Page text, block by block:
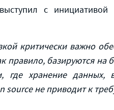
с инициативой
критически важно
правило, базируются
хранение данных,
не приводит к